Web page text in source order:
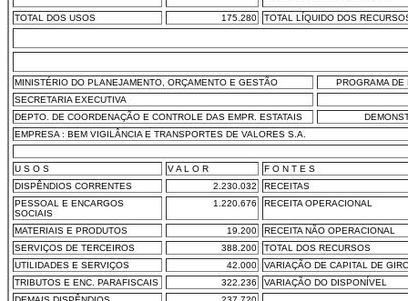
TOTAL DOS USOS 175.280 TOTAL LÍQUIDO DOS
MINISTÉRIO DO PLANEJAMENTO, ORÇAMENTO E GESTÃO
PROGRAMA
SECRETARIA EXECUTIVA
DEPTO. DE COORDENAÇÃO E CONTROLE DAS EMPR. ESTATAIS
EMPRESA : BEM VIGILÂNCIA E TRANSPORTES DE VALORES S.A.
U S O S V A L O R
F O N T E S
DISPÊNDIOS CORRENTES
2.230.032
RECEITAS
PESSOAL E ENCARGOS
SOCIAIS
1.220.676 RECEITA OPERACIONAL
MATERIAIS E PRODUTOS 19.200
RECEITA NÃO OPERACIONAL
SERVIÇOS DE TERCEIROS
388.200
TOTAL DOS RECURSOS
UTILIDADES E SERVIÇOS
42.000
VARIAÇÃO DE CAPITAL DE
TRIBUTOS E ENC. PARAFISCAIS
322.236
VARIAÇÃO DO DISPONÍVEL